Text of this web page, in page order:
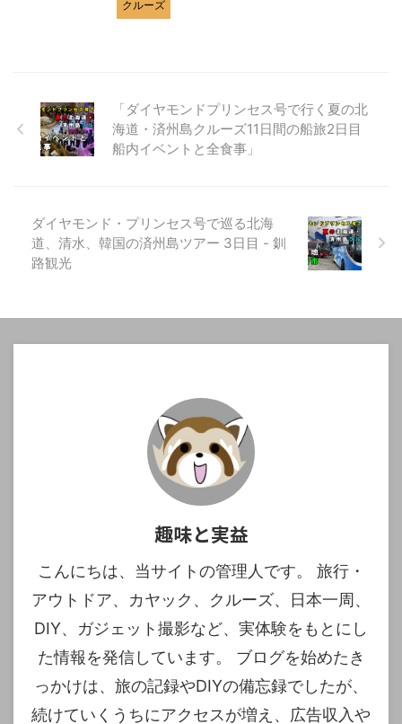
クルーズ
「ダイヤモンドプリンセス号で行く夏の北
海道・済州島クルーズ11日間の船旅2日目
船内イベントと全食事」
ダイヤモンド・プリンセス号で巡る北海
道、清水、韓国の済州島ツアー 3日目 - 釧
路観光
趣味と実益
こんにちは、当サイトの管理人です。 旅行・
アウトドア、カヤック、クルーズ、日本一周、
DIY、ガジェット撮影など、実体験をもとにし
た情報を発信しています。 ブログを始めたき
っかけは、旅の記録やDIYの備忘録でしたが、
続けていくうちにアクセスが増え、広告収入や